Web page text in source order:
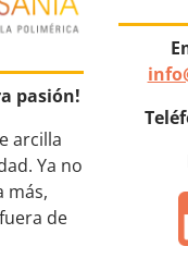
pasión!
arcilla
Ya no
más,
de